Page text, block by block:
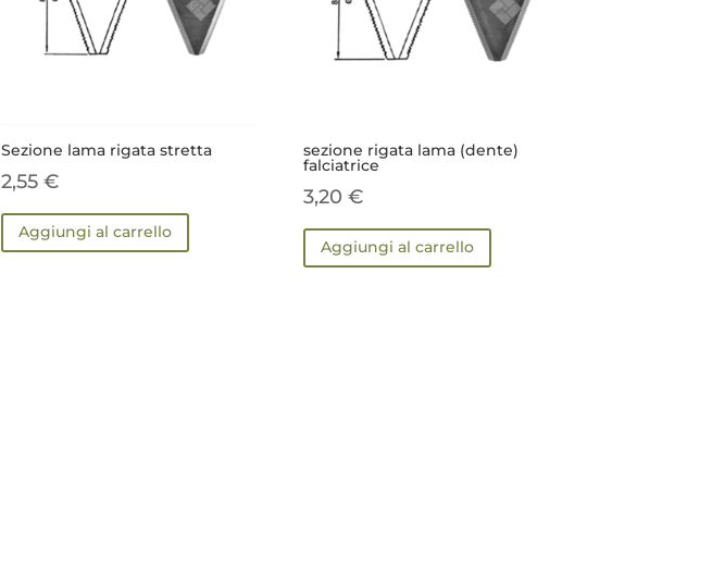
Sezione lama rigata stretta
2,55€
Aggiungi al carrello
sezione rigata lama (dente)
falciatrice
3,20€
Aggiungi al carrello